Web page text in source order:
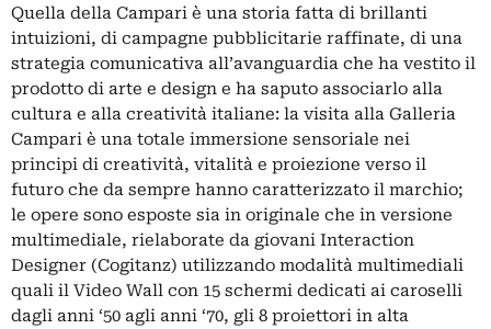
Quella della Campari è una storia fatta di brillanti
intuizioni, di campagne pubblicitarie raffinate, di una
strategia comunicativa all’avanguardia che ha vestito il
prodotto di arte e design e ha saputo associarlo alla
cultura e alla creatività italiane: la visita alla Galleria
Campari è una totale immersione sensoriale nei
principi di creatività, vitalità e proiezione verso il
futuro che da sempre hanno caratterizzato il marchio;
le opere sono esposte sia in originale che in versione
multimediale, rielaborate da giovani Interaction
Designer (Cogitanz) utilizzando modalità multimediali
quali il Video Wall con 15 schermi dedicati ai caroselli
dagli anni ‘50 agli anni ‘70, gli 8 proiettori in alta